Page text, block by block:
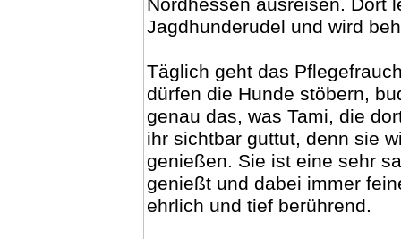
Nordhessen ausreisen. Dort
Jagdhunderudel und wird
Täglich geht das
dürfen die Hunde stöbern,
genau das, was Tami, die
ihr sichtbar guttut, denn sie
genießen. Sie ist eine sehr
genießt und dabei immer
ehrlich und tief berührend.